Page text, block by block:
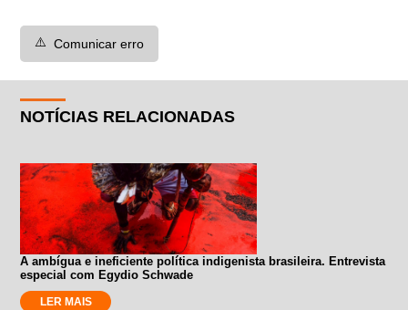
⚠️ Comunicar erro
NOTÍCIAS RELACIONADAS
A ambígua e ineficiente política indigenista brasileira. Entrevista
especial com Egydio Schwade
LER MAIS